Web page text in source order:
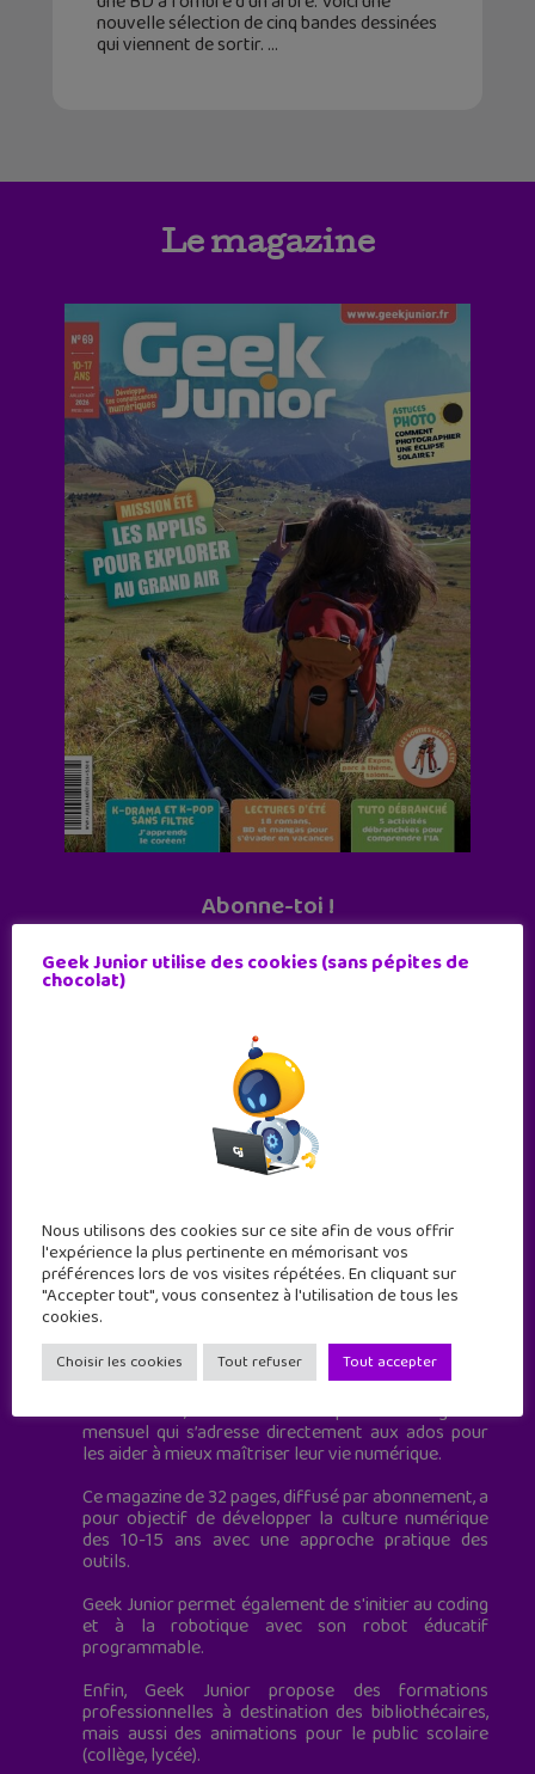
nouvelle sélection de cinq bandes dessinées
qui viennent de sortir.
Le magazine
Abonne-toi !
Geek Junior est le premier site de culture numérique
à destination des adolescents.
Geek Junior, c’est aussi le premier magazine
mensuel qui s’adresse directement aux ados pour
les aider à mieux maîtriser leur vie numérique.
Ce magazine de 32 pages, diffusé par abonnement, a
pour objectif de développer la culture numérique
des 10-15 ans avec une approche pratique des
outils.
Geek Junior permet également de s'initier au coding
et à la robotique avec son robot éducatif
programmable.
Enfin, Geek Junior propose des formations
professionnelles à destination des bibliothécaires,
mais aussi des animations pour le public scolaire
(collège, lycée).
Geek Junior utilise des cookies (sans pépites de
chocolat)
Nous utilisons des cookies sur ce site afin de vous offrir
l'expérience la plus pertinente en mémorisant vos
préférences lors de vos visites répétées. En cliquant sur
"Accepter tout", vous consentez à l'utilisation de tous les
cookies.
Choisir les cookies Tout refuser Tout accepter